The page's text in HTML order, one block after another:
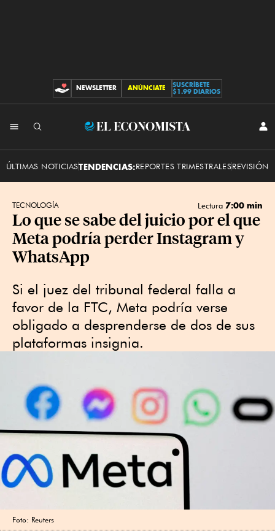
CONTRIBUCIONES
NEWSLETTER ANÚNCIATE
SUSCRÍBETE
$1.99 DIARIOS
El
ÚLTIMAS NOTICIASTENDENCIAS:REPORTES TRIMESTRALESREVISIÓN
TECNOLOGÍA Lectura 7:00 min
Lo que se sabe del juicio por el que
Meta podría perder Instagram y
WhatsApp
Si el juez del tribunal federal falla a
favor de la FTC, Meta podría verse
obligado a desprenderse de dos de sus
plataformas insignia.
Foto: Reuters